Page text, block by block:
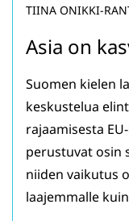
Asia on
TIINA ONIKKI-
Suomen kielen
keskustelua
rajaamisesta
perustuvat osin
niiden vaikutus
laajemmalle